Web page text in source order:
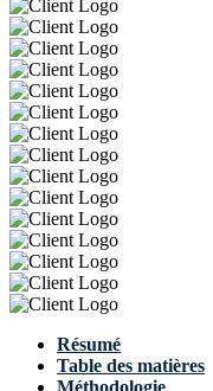
Résumé
Table des matières